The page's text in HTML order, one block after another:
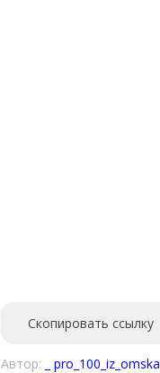
Скопировать ссылку
Автор: _ pro_100_iz_omska